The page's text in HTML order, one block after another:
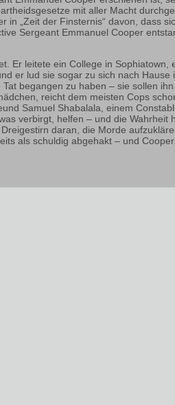
mit aller Macht
„Zeit der Finsternis“ davon, dass
Sergeant Emmanuel Cooper
Er leitete ein College in Sophiatown,
er lud sie sogar zu sich nach Hause
begangen zu haben – sie sollen
reicht dem meisten Cops
Samuel Shabalala, einem
verbirgt, helfen – und die
daran, die Morde
als schuldig abgehakt – und